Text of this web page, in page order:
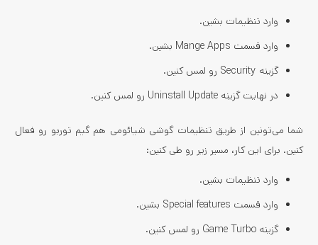
وارد تنظیمات بشین.
وارد قسمت Mange Apps بشین.
گزینه Security رو لمس کنین.
در نهایت گزینه Uninstall Update رو لمس کنین.
شما می‌تونین از طریق تنظیمات گوشی شیائومی هم گیم توربو رو فعال
کنین. برای این کار، مسیر زیر رو طی کنین:
وارد تنظیمات بشین.
وارد قسمت Special features بشین.
گزینه Game Turbo رو لمس کنین.